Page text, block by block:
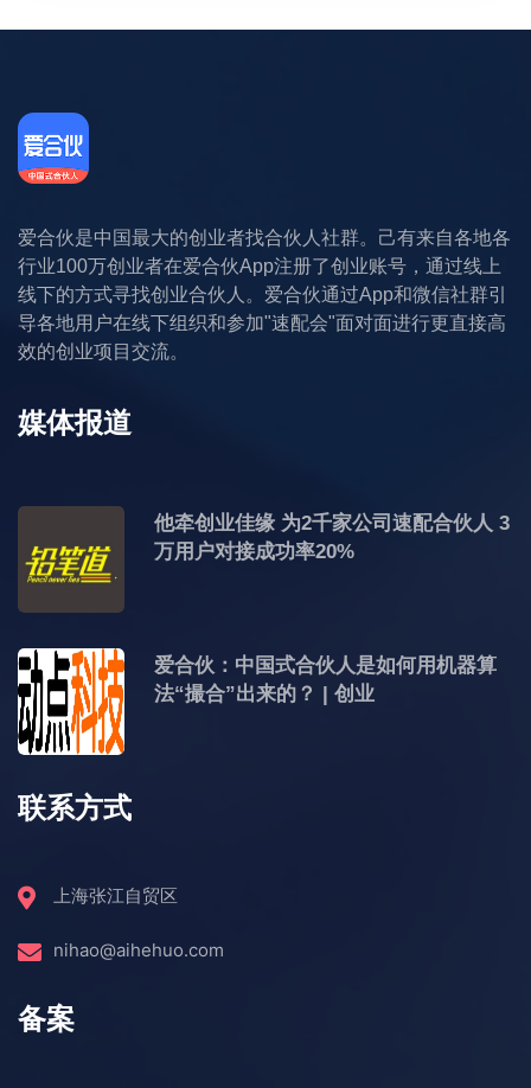
爱合伙是中国最大的创业者找合伙人社群。己有来自各地各
行业100万创业者在爱合伙App注册了创业账号，通过线上
线下的方式寻找创业合伙人。爱合伙通过App和微信社群引
导各地用户在线下组织和参加"速配会"面对面进行更直接高
效的创业项目交流。
媒体报道
他牵创业佳缘 为2千家公司速配合伙人 3
万用户对接成功率20%
爱合伙：中国式合伙人是如何用机器算
法“撮合”出来的？ | 创业
联系方式
上海张江自贸区
nihao@aihehuo.com
备案